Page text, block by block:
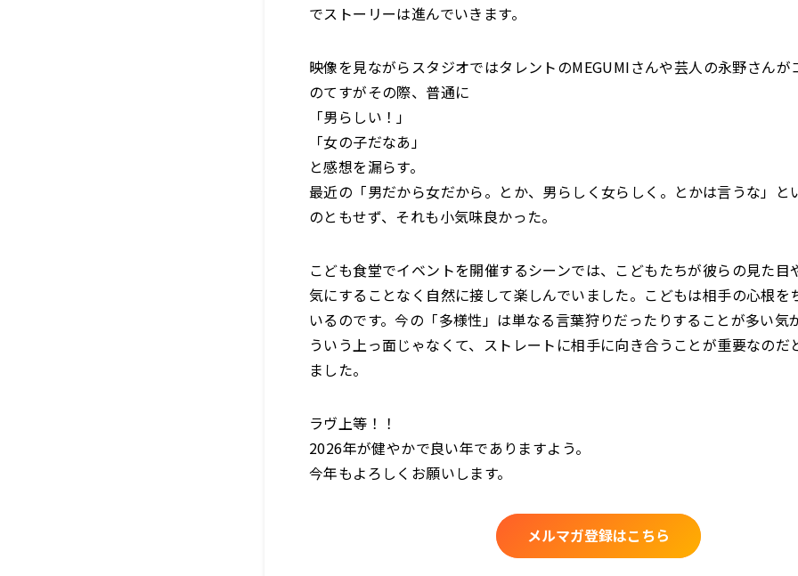
でストーリーは進んでいきます。
映像を見ながらスタジオではタレントのMEGUMIさんや芸人の永野さんが
のてすがその際、普通に
「男らしい！」
「女の子だなあ」
と感想を漏らす。
最近の「男だから女だから。とか、男らしく女らしく。とかは言うな」と
のともせず、それも小気味良かった。
こども食堂でイベントを開催するシーンでは、こどもたちが彼らの見た目
気にすることなく自然に接して楽しんでいました。こどもは相手の心根を
いるのです。今の「多様性」は単なる言葉狩りだったりすることが多い気
ういう上っ面じゃなくて、ストレートに相手に向き合うことが重要なのだ
ました。
ラヴ上等！！
2026年が健やかで良い年でありますよう。
今年もよろしくお願いします。
メルマガ登録はこちら